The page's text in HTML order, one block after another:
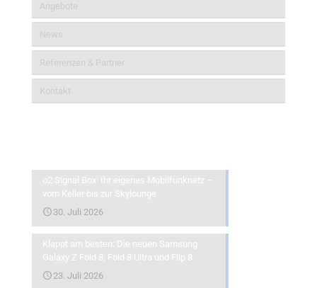
Angebote
News
Referenzen & Partner
Kontakt
o2 Signal Box: Ihr eigenes Mobilfunknetz –
vom Keller bis zur Skylounge
30. Juli 2026
Klappt am besten: Die neuen Samsung
Galaxy Z Fold 8, Fold 8 Ultra und Flip 8
23. Juli 2026